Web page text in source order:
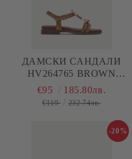
ДАМСКИ САНДАЛИ
HV264765 BROWN
HISPANITAS
€95 185.80лв.
€119 232.74лв.
-20%